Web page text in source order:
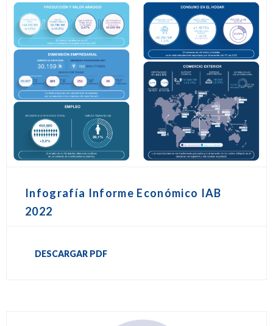
Infografía Informe Económico IAB
2022
DESCARGAR PDF